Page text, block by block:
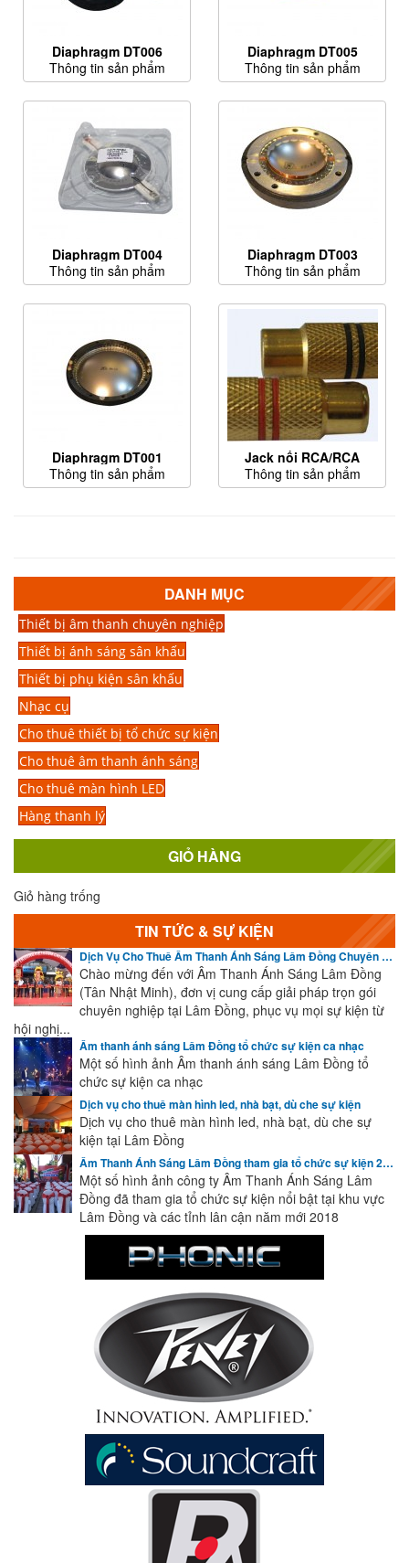
DANH MỤC
Thiết bị âm thanh chuyên nghiệp
Thiết bị ánh sáng sân khấu
Thiết bị phụ kiện sân khấu
Nhạc cụ
Cho thuê thiết bị tổ chức sự kiện
Cho thuê âm thanh ánh sáng
Cho thuê màn hình LED
Hàng thanh lý
GIỎ HÀNG
Giỏ hàng trống
TIN TỨC & SỰ KIỆN
Dịch Vụ Cho Thuê Âm Thanh Ánh Sáng Lâm Đồng Chuyên Nghiệp | Cập Nhật Sự Kiện Mới Nhất
Chào mừng đến với Âm Thanh Ánh Sáng Lâm Đồng
(Tân Nhật Minh), đơn vị cung cấp giải pháp trọn gói
chuyên nghiệp tại Lâm Đồng, phục vụ mọi sự kiện từ
hội nghị...
Âm thanh ánh sáng Lâm Đồng tổ chức sự kiện ca nhạc
Một số hình ảnh Âm thanh ánh sáng Lâm Đồng tổ
chức sự kiện ca nhạc
Dịch vụ cho thuê màn hình led, nhà bạt, dù che sự kiện
Dịch vụ cho thuê màn hình led, nhà bạt, dù che sự
kiện tại Lâm Đồng
Âm Thanh Ánh Sáng Lâm Đồng tham gia tổ chức sự kiện 2018
Một số hình ảnh công ty Âm Thanh Ánh Sáng Lâm
Đồng đã tham gia tổ chức sự kiện nổi bật tại khu vực
Lâm Đồng và các tỉnh lân cận năm mới 2018
Diaphragm DT006
Thông tin sản phẩm
Diaphragm DT005
Thông tin sản phẩm
Diaphragm DT004
Thông tin sản phẩm
Diaphragm DT003
Thông tin sản phẩm
Diaphragm DT001
Thông tin sản phẩm
Jack nối RCA/RCA
Thông tin sản phẩm